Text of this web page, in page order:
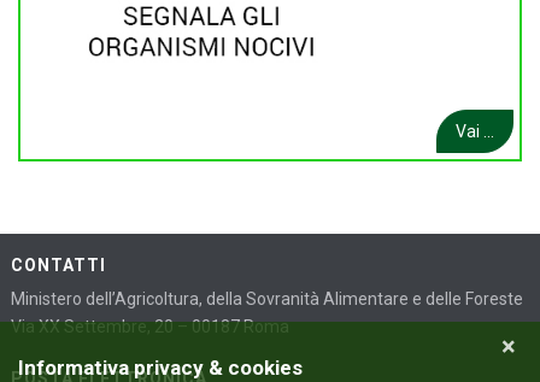
Vai ...
CONTATTI
Ministero dell’Agricoltura, della Sovranità Alimentare e delle Foreste
Via XX Settembre, 20 – 00187 Roma
×
Informativa privacy & cookies